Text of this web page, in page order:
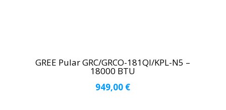
GREE Pular GRC/GRCO-181QI/KPL-N5 –
18000 BTU
949,00 €